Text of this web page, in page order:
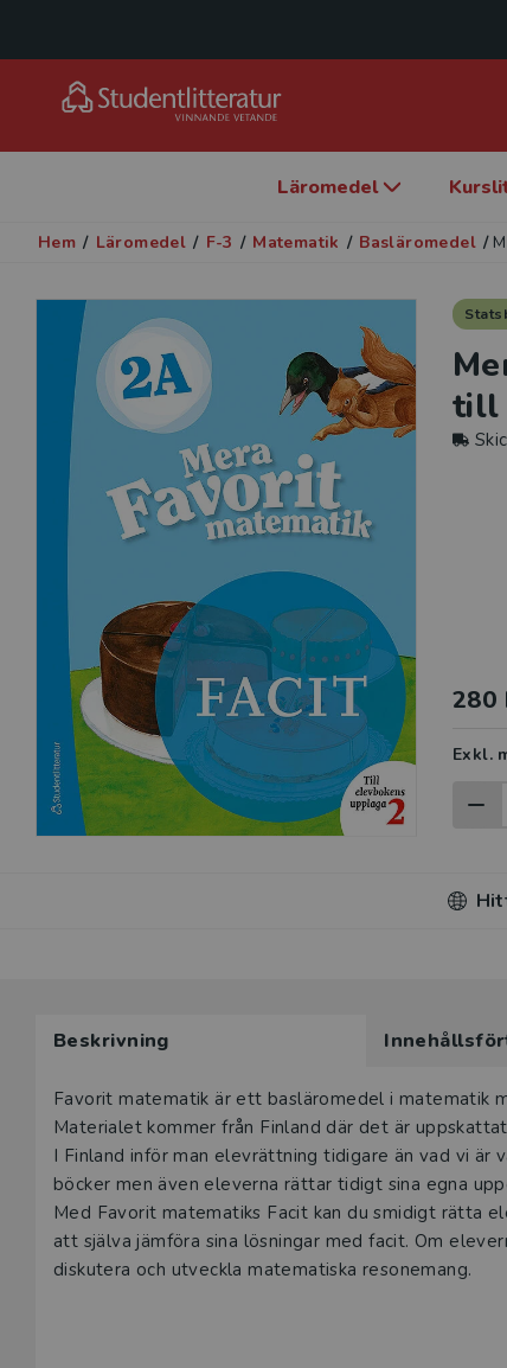
Läromedel
Hem / Läromedel / F-3 / Matematik / Basläromedel /
till
280
Exkl.
Beskrivning
Beskrivning
Favorit matematik är ett basläromedel i matematik
Materialet kommer från Finland där det är
I Finland inför man elevrättning tidigare än vad vi är
böcker men även eleverna rättar tidigt sina egna
Med Favorit matematiks Facit kan du smidigt rätta
att själva jämföra sina lösningar med facit. Om
diskutera och utveckla matematiska resonemang.